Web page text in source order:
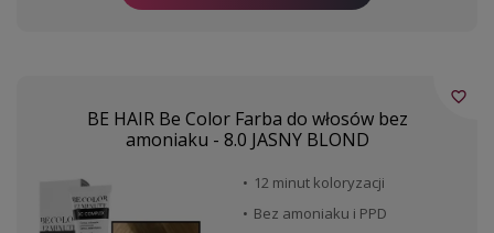
BE HAIR Be Color Farba do włosów bez
amoniaku - 8.0 JASNY BLOND
12 minut koloryzacji
Bez amoniaku i PPD
favorite_border